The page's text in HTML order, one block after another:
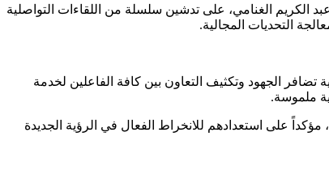
الكريم الغنامي، على تدشين سلسلة من اللقاءات التواصلية
التحديات المجالية.
الجهود وتكثيف التعاون بين كافة الفاعلين لخدمة
ملموسة.
على استعدادهم للانخراط الفعال في الرؤية الجديدة